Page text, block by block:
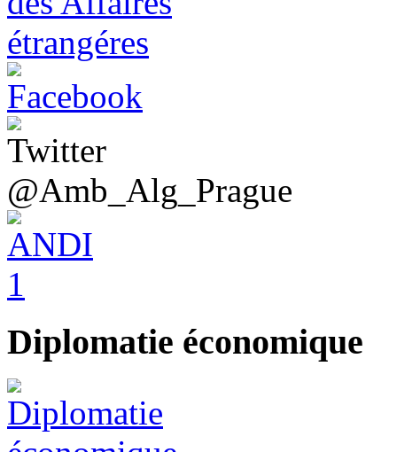
@Amb_Alg_Prague
Diplomatie économique